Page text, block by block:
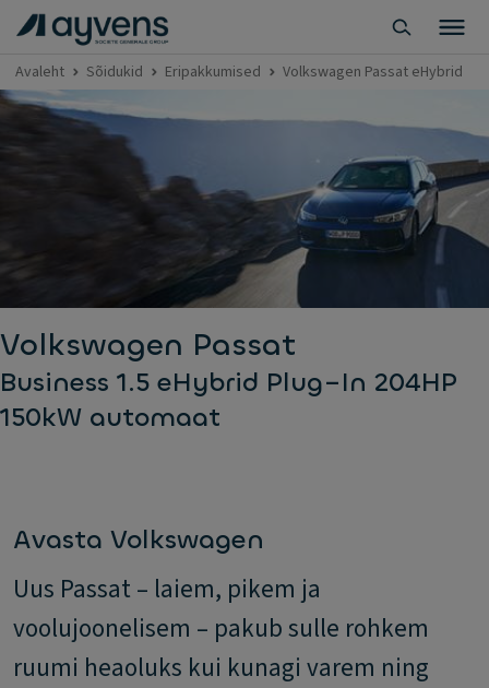
Avaleht Sõidukid Eripakkumised Volkswagen Passat eHybrid
Volkswagen Passat
Business 1.5 eHybrid Plug–In 204HP
150kW automaat
Avasta Volkswagen
Uus Passat – laiem, pikem ja
voolujoonelisem – pakub sulle rohkem
ruumi heaoluks kui kunagi varem ning